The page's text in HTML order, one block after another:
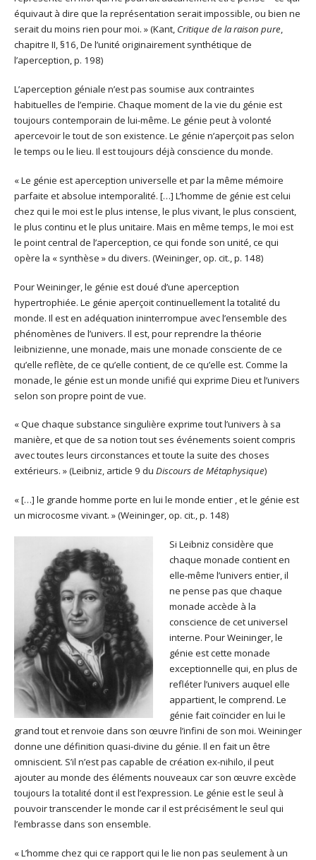
équivaut à dire que la représentation serait impossible, ou bien ne
serait du moins rien pour moi. » (Kant, Critique de la raison pure,
chapitre II, §16, De l’unité originairement synthétique de
l’aperception, p. 198)
L’aperception géniale n’est pas soumise aux contraintes
habituelles de l’empirie. Chaque moment de la vie du génie est
toujours contemporain de lui-même. Le génie peut à volonté
apercevoir le tout de son existence. Le génie n’aperçoit pas selon
le temps ou le lieu. Il est toujours déjà conscience du monde.
« Le génie est aperception universelle et par la même mémoire
parfaite et absolue intemporalité. […] L’homme de génie est celui
chez qui le moi est le plus intense, le plus vivant, le plus conscient,
le plus continu et le plus unitaire. Mais en même temps, le moi est
le point central de l’aperception, ce qui fonde son unité, ce qui
opère la « synthèse » du divers. (Weininger, op. cit., p. 148)
Pour Weininger, le génie est doué d’une aperception
hypertrophiée. Le génie aperçoit continuellement la totalité du
monde. Il est en adéquation ininterrompue avec l’ensemble des
phénomènes de l’univers. Il est, pour reprendre la théorie
leibnizienne, une monade, mais une monade consciente de ce
qu’elle reflète, de ce qu’elle contient, de ce qu’elle est. Comme la
monade, le génie est un monde unifié qui exprime Dieu et l’univers
selon son propre point de vue.
« Que chaque substance singulière exprime tout l’univers à sa
manière, et que de sa notion tout ses événements soient compris
avec toutes leurs circonstances et toute la suite des choses
extérieurs. » (Leibniz, article 9 du Discours de Métaphysique)
« […] le grande homme porte en lui le monde entier , et le génie est
un microcosme vivant. » (Weininger, op. cit., p. 148)
Si Leibniz considère que
chaque monade contient en
elle-même l’univers entier, il
ne pense pas que chaque
monade accède à la
conscience de cet universel
interne. Pour Weininger, le
génie est cette monade
exceptionnelle qui, en plus de
refléter l’univers auquel elle
appartient, le comprend. Le
génie fait coïncider en lui le
grand tout et renvoie dans son œuvre l’infini de son moi. Weininger
donne une définition quasi-divine du génie. Il en fait un être
omniscient. S’il n’est pas capable de création ex-nihilo, il peut
ajouter au monde des éléments nouveaux car son œuvre excède
toujours la totalité dont il est l’expression. Le génie est le seul à
pouvoir transcender le monde car il est précisément le seul qui
l’embrasse dans son ensemble.
« L’homme chez qui ce rapport qui le lie non pas seulement à un